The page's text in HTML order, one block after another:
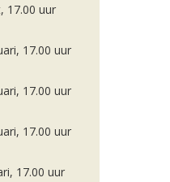
17.00 uur
17.00 uur
17.00 uur
17.00 uur
17.00 uur